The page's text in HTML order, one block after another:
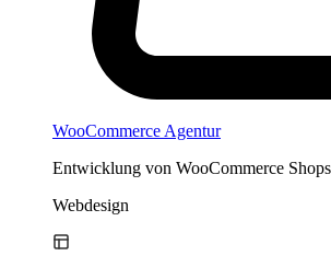
WooCommerce Agentur
Entwicklung von WooCommerce
Webdesign